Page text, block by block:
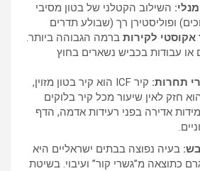
השילוב הקטלני של בטון מסיבי
ופוליסטירן רך (שבולע תדרים
אקוסטי לקירות ברמה הגבוהה ביותר.
או עבודות בכביש נשארים בחוץ
תחרות:
קיר ICF הוא קיר בטון מזוין,
חזק לאין שיעור מכל קיר בלוקים
אדירה בפני רעידות אדמה, הדף
בעיה נפוצה בבתים ישראליים היא
כתוצאה מ”גשרי קור” ועיבוי. בשיטת